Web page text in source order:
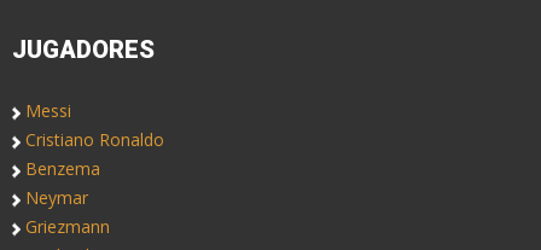
JUGADORES
Messi
Cristiano Ronaldo
Benzema
Neymar
Griezmann